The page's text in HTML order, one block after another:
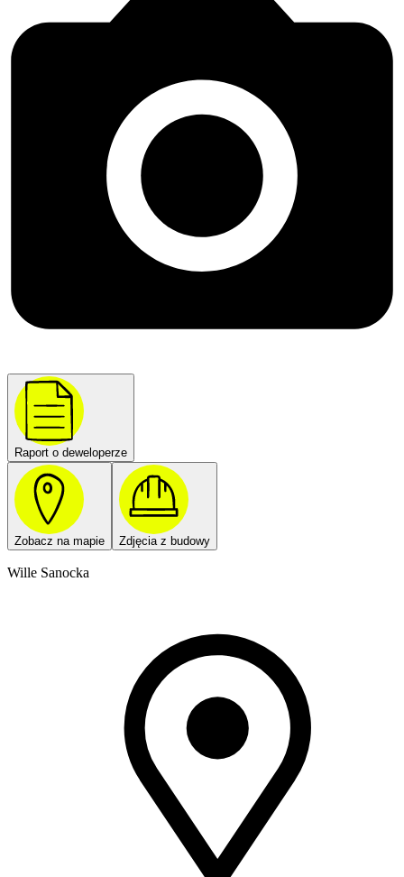
Raport o deweloperze
Zobacz na mapie Zdjęcia z budowy
Wille Sanocka